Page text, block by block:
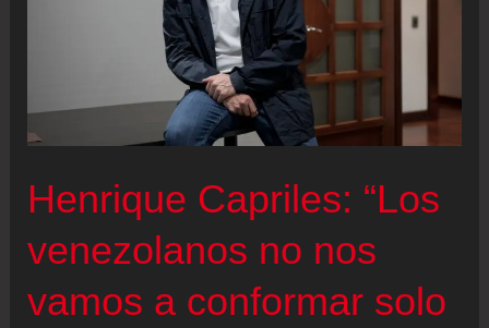
María
Machado
Henrique Capriles: “Los
venezolanos no nos
vamos a conformar solo